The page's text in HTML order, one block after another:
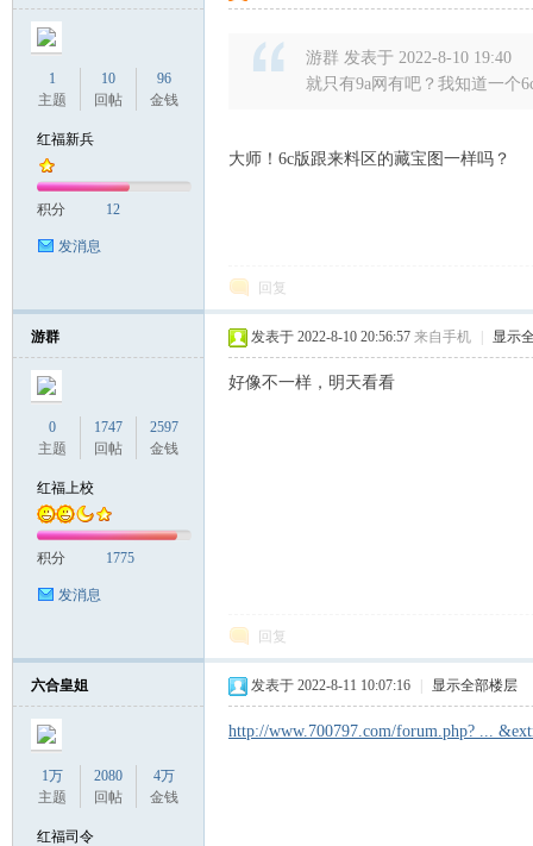
1
主题
10
回帖
96
金钱
红福新兵
积分 12
发消息
游群 发表于 2022-8-10 19:40
就只有9a网有吧？我知道一个
大师！6c版跟来料区的藏宝图一样吗？
回复
游群
0
主题
1747
回帖
2597
金钱
红福上校
积分 1775
发消息
发表于 2022-8-10 20:56:57 来自手机 显示
好像不一样，明天看看
回复
六合皇姐
1万
主题
2080
回帖
4万
金钱
红福司令
发表于 2022-8-11 10:07:16 显示全部楼层
http://www.700797.com/forum.php? ...